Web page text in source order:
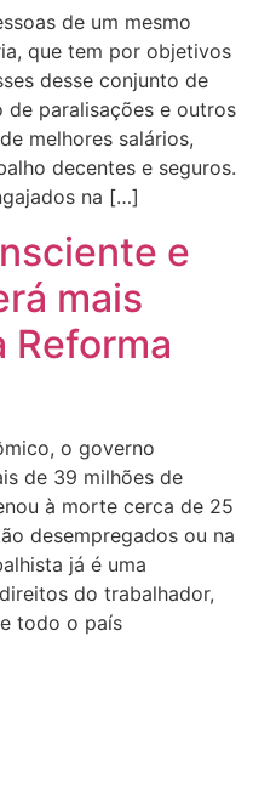
de um mesmo
que tem por objetivos
desse conjunto de
de paralisações e outros
melhores salários,
decentes e seguros.
na […]
e
mais
Reforma
o governo
de 39 milhões de
à morte cerca de 25
desempregados ou na
já é uma
do trabalhador,
todo o país